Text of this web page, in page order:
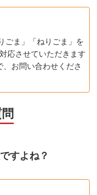
ごま」「ねりごま」を
応させていただきます
、お問い合わせくださ
すよね？